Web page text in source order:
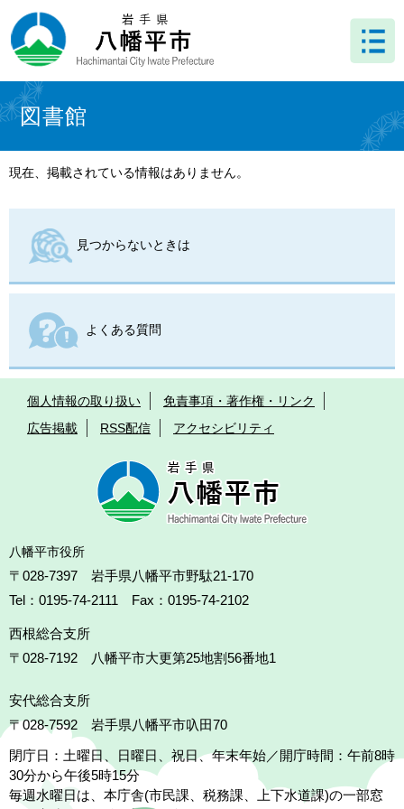
ー
ジ
先
頭
で
ニ
ュ
を
飛
ば
本
文 図書館
現在、掲載されている情報はありません。
見つからないときは
よくある質問
個人情報の取り扱い
免責事項・著作権・リンク
広告掲載
RSS配信 アクセシビリティ
八幡平市役所
〒028-7397 岩手県八幡平市野駄21-170
Tel：0195-74-2111 Fax：0195-74-2102
西根総合支所
〒028-7192
八幡平市大更第25地割56番地1
安代総合支所
〒028-7592
岩手県八幡平市叺田70
閉庁日：土曜日、日曜日、祝日、年末年始／開庁時間：午前8時
30分から午後5時15分
毎週水曜日は、本庁舎(市民課、税務課、上下水道課)の一部窓